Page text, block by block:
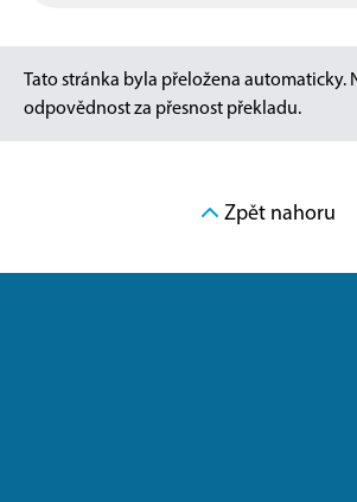
Tato stránka byla přeložena automaticky.
odpovědnost za přesnost překladu.
Zpět nahoru